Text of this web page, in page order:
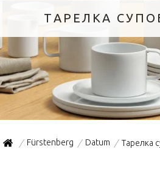
ТАРЕЛКА
/ Fürstenberg / Datum / Тарелка